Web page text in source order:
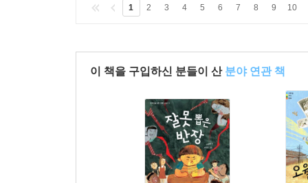
1 2 3 4 5 6 7 8 9 10
이 책을 구입하신 분들이 산 분야 연관 책